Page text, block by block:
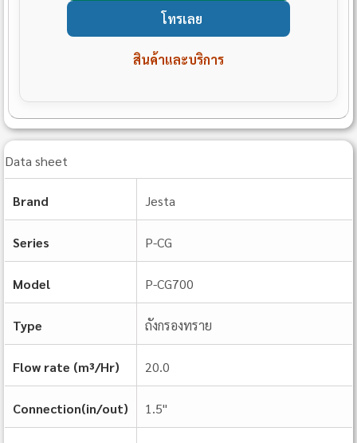
โทรเลย
สินค้าและบริการ
Data sheet
Brand Jesta
Series P-CG
Model P-CG700
Type ถังกรองทราย
Flow rate (m³/Hr) 20.0
Connection(in/out) 1.5"